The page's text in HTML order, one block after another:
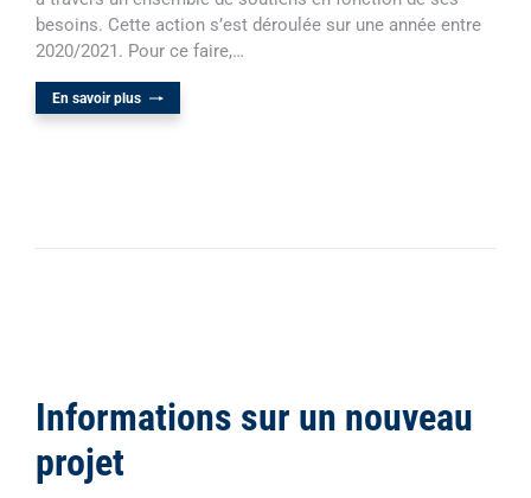
besoins. Cette action s’est déroulée sur une année entre
2020/2021. Pour ce faire,…
En savoir plus
Informations sur un nouveau
projet